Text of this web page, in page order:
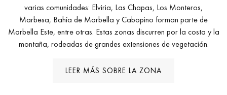
varias comunidades: Elviria, Las Chapas, Los Monteros,
Marbesa, Bahía de Marbella y Cabopino forman parte de
Marbella Este, entre otras. Estas zonas discurren por la costa y la
montaña, rodeadas de grandes extensiones de vegetación.
LEER MÁS SOBRE LA ZONA